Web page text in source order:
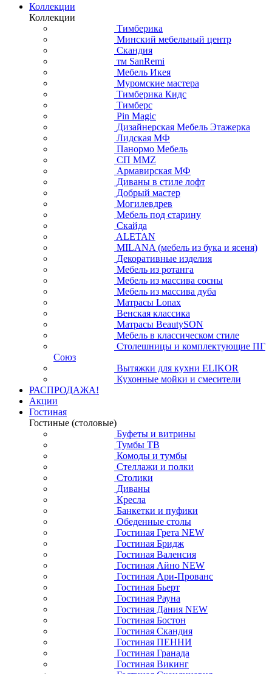
Коллекции
Коллекции
Тимберика
Минский мебельный центр
Скандия
тм SanRemi
Мебель Икея
Муромские мастера
Тимберика Кидс
Тимберс
Pin Magic
Дизайнерская Мебель Этажерка
Лидская МФ
Панормо Мебель
СП ММZ
Армавирская МФ
Диваны в стиле лофт
Добрый мастер
Могилевдрев
Мебель под старину
Скайда
ALETAN
MILANA (мебель из бука и ясеня)
Декоративные изделия
Мебель из ротанга
Мебель из массива сосны
Мебель из массива дуба
Матрасы Lonax
Венская классика
Матрасы BeautySON
Мебель в классическом стиле
Столешницы и комплектующие ПГ
Союз
Вытяжки для кухни ELIKOR
Кухонные мойки и смесители
РАСПРОДАЖА!
Акции
Гостиная
Гостиные (столовые)
Буфеты и витрины
Тумбы ТВ
Комоды и тумбы
Стеллажи и полки
Столики
Диваны
Кресла
Банкетки и пуфики
Обеденные столы
Гостиная Грета NEW
Гостиная Бридж
Гостиная Валенсия
Гостиная Айно NEW
Гостиная Ари-Прованс
Гостиная Бьерт
Гостиная Рауна
Гостиная Дания NEW
Гостиная Бостон
Гостиная Скандия
Гостиная ПЕННИ
Гостиная Гранада
Гостиная Викинг